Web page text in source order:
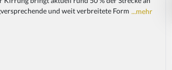
und weit verbreitete Form ...mehr